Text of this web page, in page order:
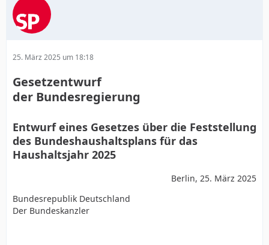
25. März 2025 um 18:18
Gesetzentwurf
der Bundesregierung
Entwurf eines Gesetzes über die Feststellung
des Bundeshaushaltsplans für das
Haushaltsjahr 2025
Berlin, 25. März 2025
Bundesrepublik Deutschland
Der Bundeskanzler